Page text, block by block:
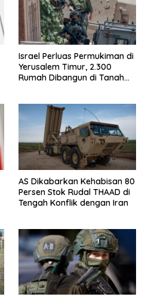
Israel Perluas Permukiman di
Yerusalem Timur, 2.300
Rumah Dibangun di Tanah
AS Dikabarkan Kehabisan 80
Persen Stok Rudal THAAD di
Tengah Konflik dengan Iran